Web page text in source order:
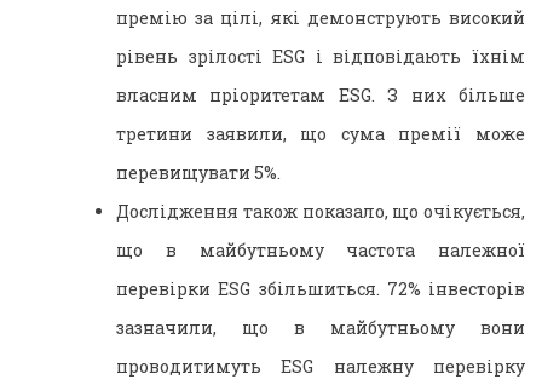
премію за цілі, які демонструють високий
рівень зрілості ESG і відповідають їхнім
власним пріоритетам ESG. З них більше
третини заявили, що сума премії може
перевищувати 5%.
Дослідження також показало, що очікується,
що в майбутньому частота належної
перевірки ESG збільшиться. 72% інвесторів
зазначили, що в майбутньому вони
проводитимуть ESG належну перевірку